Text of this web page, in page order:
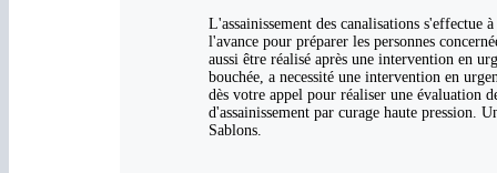
L'assainissement des canalisations
l'avance pour préparer les personnes
aussi être réalisé après une intervention en
bouchée, a necessité une intervention en
dès votre appel pour réaliser une évaluation
d'assainissement par curage haute pression.
Sablons.